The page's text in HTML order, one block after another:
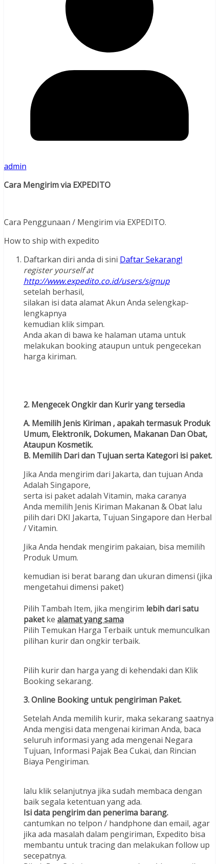
admin
Cara Mengirim via EXPEDITO
Cara Penggunaan / Mengirim via EXPEDITO.
How to ship with expedito
Daftarkan diri anda di sini Daftar Sekarang!
register yourself at
http://www.expedito.co.id/users/signup
setelah berhasil,
silakan isi data alamat Akun Anda selengkap-
lengkapnya
kemudian klik simpan.
Anda akan di bawa ke halaman utama untuk
melakukan booking ataupun untuk pengecekan
harga kiriman.
2. Mengecek Ongkir dan Kurir yang tersedia
A. Memilih Jenis Kiriman , apakah termasuk Produk
Umum, Elektronik, Dokumen, Makanan Dan Obat,
Ataupun Kosmetik.
B. Memilih Dari dan Tujuan serta Kategori isi paket.
Jika Anda mengirim dari Jakarta, dan tujuan Anda
Adalah Singapore,
serta isi paket adalah Vitamin, maka caranya
Anda memilih Jenis Kiriman Makanan & Obat lalu
pilih dari DKI Jakarta, Tujuan Singapore dan Herbal
/ Vitamin.
Jika Anda hendak mengirim pakaian, bisa memilih
Produk Umum.
kemudian isi berat barang dan ukuran dimensi (jika
mengetahui dimensi paket)
Pilih Tambah Item, jika mengirim lebih dari satu
paketke alamat yang sama
Pilih Temukan Harga Terbaik untuk memunculkan
pilihan kurir dan ongkir terbaik.
Pilih kurir dan harga yang di kehendaki dan Klik
Booking sekarang.
3. Online Booking untuk pengiriman Paket.
Setelah Anda memilih kurir, maka sekarang saatnya
Anda mengisi data mengenai kiriman Anda, baca
seluruh informasi yang ada mengenai Negara
Tujuan, Informasi Pajak Bea Cukai, dan Rincian
Biaya Pengiriman.
lalu klik selanjutnya jika sudah membaca dengan
baik segala ketentuan yang ada.
Isi data pengirim dan penerima barang.
cantumkan no telpon / handphone dan email, agar
jika ada masalah dalam pengiriman, Expedito bisa
membantu untuk tracing dan melakukan follow up
secepatnya.